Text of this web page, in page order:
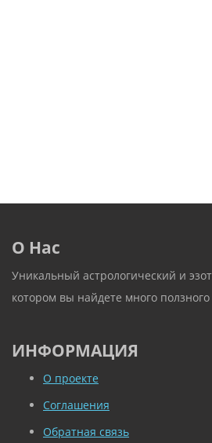
О Нас
Уникальный астрологический и
котором вы найдете много
ИНФОРМАЦИЯ
О проекте
Соглашения
Обратная связь